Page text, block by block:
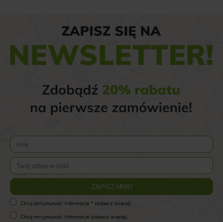
Chcę otrzymywać informacje * (zobacz więcej)...
Chcę otrzymywać informacje (zobacz więcej)...